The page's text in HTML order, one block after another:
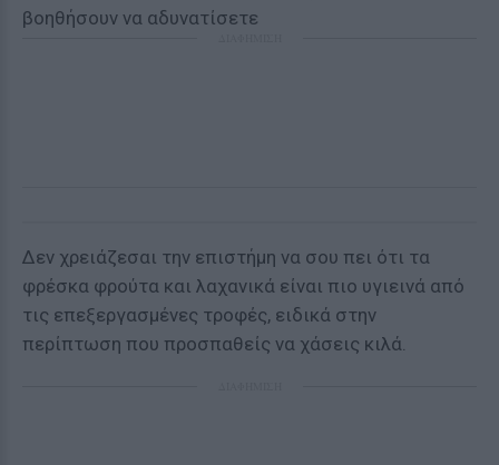
Δεν χρειάζεσαι την επιστήμη να σου πει ότι τα
φρέσκα φρούτα και λαχανικά είναι πιο υγιεινά από
τις επεξεργασμένες τροφές, ειδικά στην
περίπτωση που προσπαθείς να χάσεις κιλά.